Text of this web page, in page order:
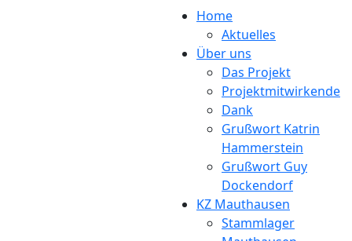
Home
Aktuelles
Über uns
Das Projekt
Projektmitwirkende
Dank
Grußwort Katrin
Hammerstein
Grußwort Guy
Dockendorf
KZ Mauthausen
Stammlager